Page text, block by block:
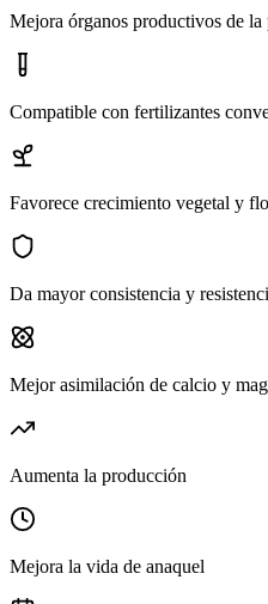
Mejora órganos productivos de
Compatible con fertilizantes
Favorece crecimiento vegetal y
Da mayor consistencia y
Mejor asimilación de calcio y
Aumenta la producción
Mejora la vida de anaquel